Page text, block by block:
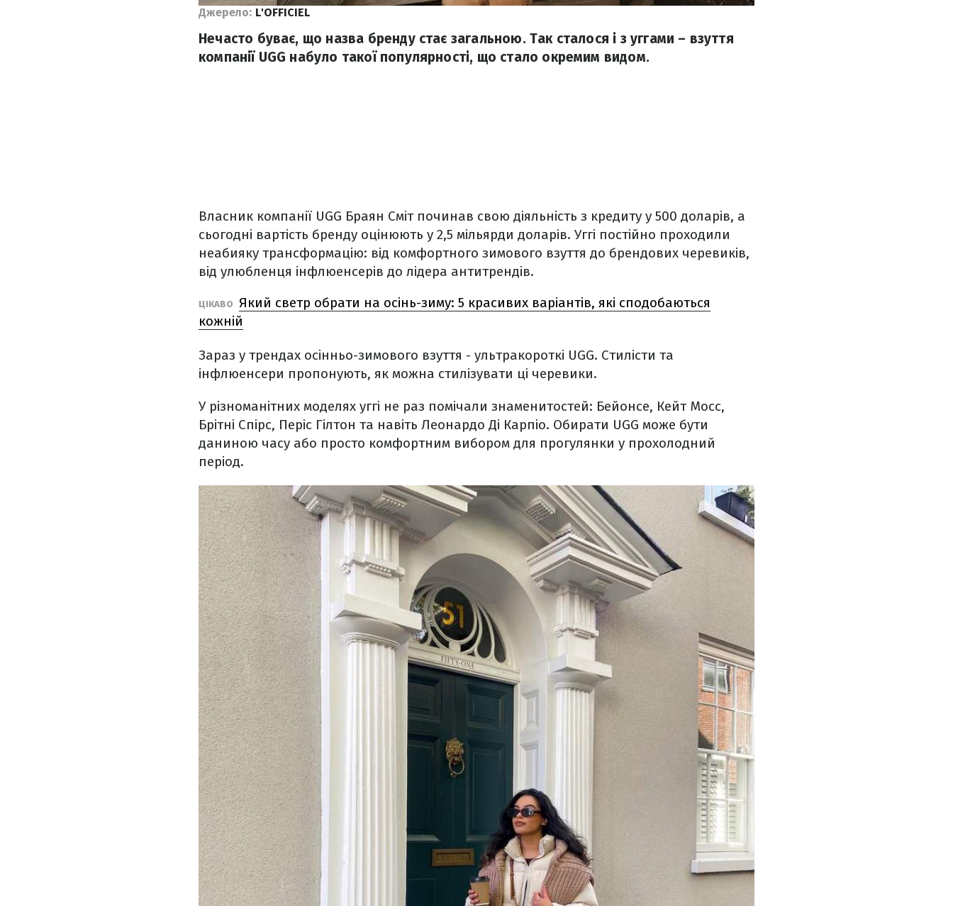
Джерело: L'OFFICIEL
Нечасто буває, що назва бренду стає загальною. Так сталося і з уггами – взуття
компанії UGG набуло такої популярності, що стало окремим видом.
Власник компанії UGG Браян Сміт починав свою діяльність з кредиту у 500 доларів, а
сьогодні вартість бренду оцінюють у 2,5 мільярди доларів. Уггі постійно проходили
неабияку трансформацію: від комфортного зимового взуття до брендових черевиків,
від улюбленця інфлюенсерів до лідера антитрендів.
ЦІКАВО Який светр обрати на осінь-зиму: 5 красивих варіантів, які сподобаються
кожній
Зараз у трендах осінньо-зимового взуття - ультракороткі UGG. Стилісти та
інфлюенсери пропонують, як можна стилізувати ці черевики.
У різноманітних моделях уггі не раз помічали знаменитостей: Бейонсе, Кейт Мосс,
Брітні Спірс, Періс Гілтон та навіть Леонардо Ді Карпіо. Обирати UGG може бути
даниною часу або просто комфортним вибором для прогулянки у прохолодний
період.